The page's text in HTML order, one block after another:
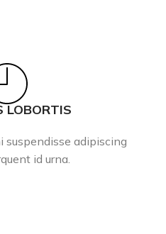
LOBORTIS
suspendisse adipiscing
id urna.